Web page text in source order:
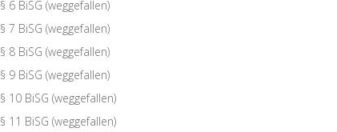
§ 6 BiSG (weggefallen)
§ 7 BiSG (weggefallen)
§ 8 BiSG (weggefallen)
§ 9 BiSG (weggefallen)
§ 10 BiSG (weggefallen)
§ 11 BiSG (weggefallen)